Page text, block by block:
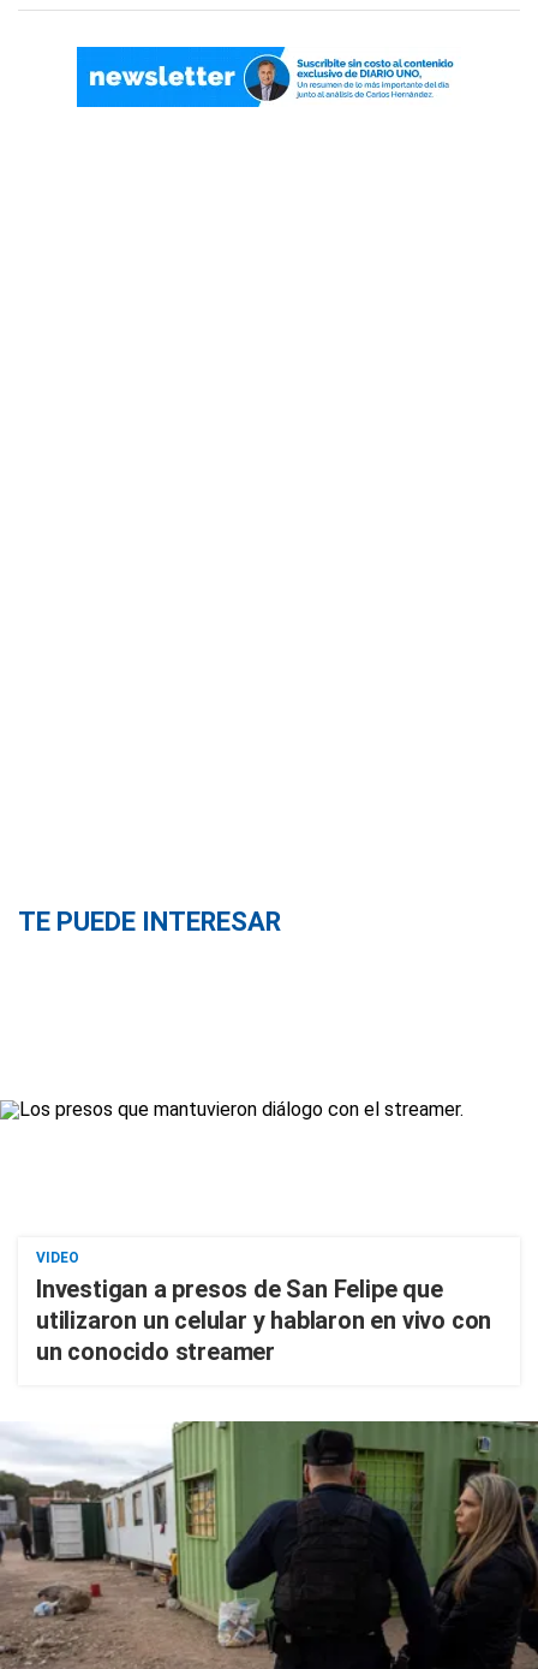
TE PUEDE INTERESAR
VIDEO
Investigan a presos de San Felipe que
utilizaron un celular y hablaron en vivo con
un conocido streamer